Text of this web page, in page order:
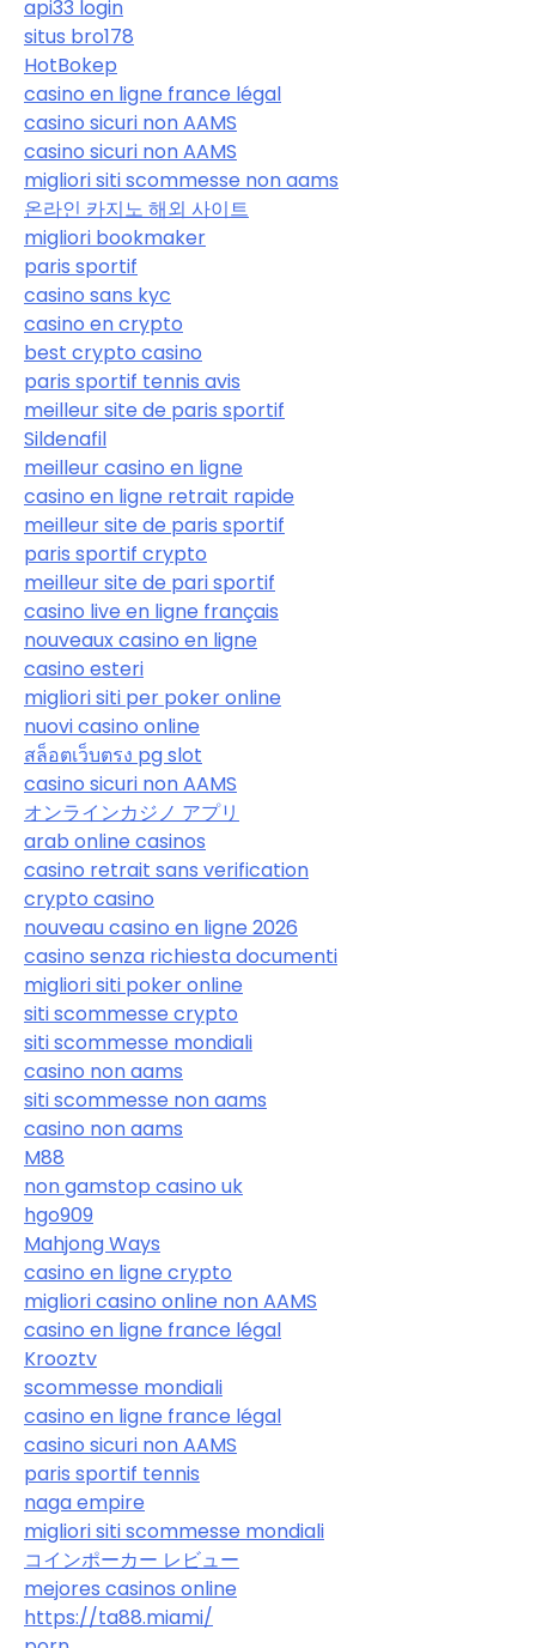
api33 login
situs bro178
HotBokep
casino en ligne france légal
casino sicuri non AAMS
casino sicuri non AAMS
migliori siti scommesse non aams
온라인 카지노 해외 사이트
migliori bookmaker
paris sportif
casino sans kyc
casino en crypto
best crypto casino
paris sportif tennis avis
meilleur site de paris sportif
Sildenafil
meilleur casino en ligne
casino en ligne retrait rapide
meilleur site de paris sportif
paris sportif crypto
meilleur site de pari sportif
casino live en ligne français
nouveaux casino en ligne
casino esteri
migliori siti per poker online
nuovi casino online
สล็อตเว็บตรง pg slot
casino sicuri non AAMS
オンラインカジノ アプリ
arab online casinos
casino retrait sans verification
crypto casino
nouveau casino en ligne 2026
casino senza richiesta documenti
migliori siti poker online
siti scommesse crypto
siti scommesse mondiali
casino non aams
siti scommesse non aams
casino non aams
M88
non gamstop casino uk
hgo909
Mahjong Ways
casino en ligne crypto
migliori casino online non AAMS
casino en ligne france légal
Krooztv
scommesse mondiali
casino en ligne france légal
casino sicuri non AAMS
paris sportif tennis
naga empire
migliori siti scommesse mondiali
コインポーカー レビュー
mejores casinos online
https://ta88.miami/